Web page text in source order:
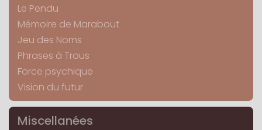
Le Pendu
Mémoire de Marabout
Jeu des Noms
Phrases à Trous
Force psychique
Vision du futur
Miscellanées